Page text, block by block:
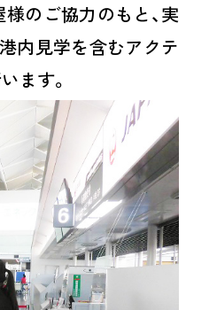
のご協力のもと、実
内見学を含むアクテ
ます。